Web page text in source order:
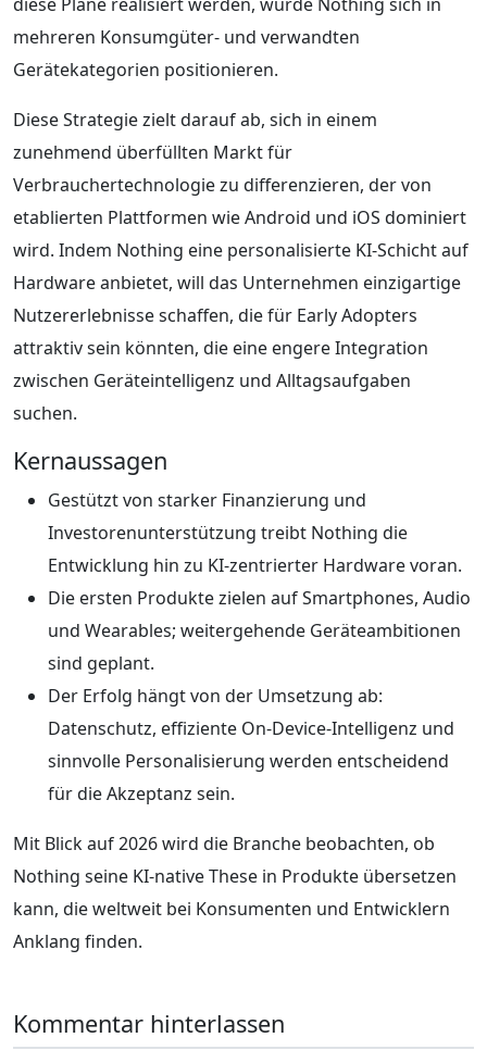
mehreren Konsumgüter- und verwandten
Gerätekategorien positionieren.
Diese Strategie zielt darauf ab, sich in einem
zunehmend überfüllten Markt für
Verbrauchertechnologie zu differenzieren, der von
etablierten Plattformen wie Android und iOS dominiert
wird. Indem Nothing eine personalisierte KI-Schicht auf
Hardware anbietet, will das Unternehmen einzigartige
Nutzererlebnisse schaffen, die für Early Adopters
attraktiv sein könnten, die eine engere Integration
zwischen Geräteintelligenz und Alltagsaufgaben
suchen.
Kernaussagen
Gestützt von starker Finanzierung und
Investorenunterstützung treibt Nothing die
Entwicklung hin zu KI-zentrierter Hardware voran.
Die ersten Produkte zielen auf Smartphones, Audio
und Wearables; weitergehende Geräteambitionen
sind geplant.
Der Erfolg hängt von der Umsetzung ab:
Datenschutz, effiziente On‑Device-Intelligenz und
sinnvolle Personalisierung werden entscheidend
für die Akzeptanz sein.
Mit Blick auf 2026 wird die Branche beobachten, ob
Nothing seine KI-native These in Produkte übersetzen
kann, die weltweit bei Konsumenten und Entwicklern
Anklang finden.
Kommentar hinterlassen